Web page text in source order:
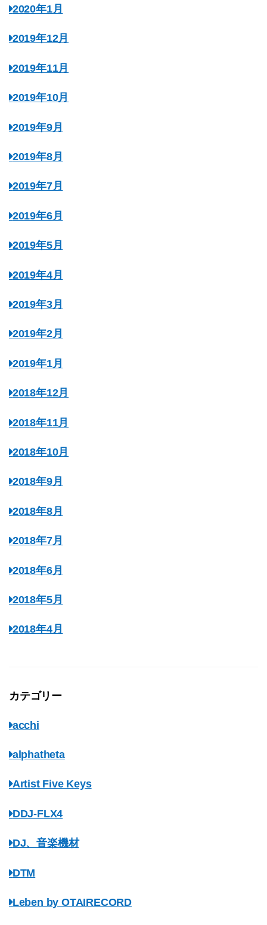
2020年1月
2019年12月
2019年11月
2019年10月
2019年9月
2019年8月
2019年7月
2019年6月
2019年5月
2019年4月
2019年3月
2019年2月
2019年1月
2018年12月
2018年11月
2018年10月
2018年9月
2018年8月
2018年7月
2018年6月
2018年5月
2018年4月
カテゴリー
acchi
alphatheta
Artist Five Keys
DDJ-FLX4
DJ、音楽機材
DTM
Leben by OTAIRECORD